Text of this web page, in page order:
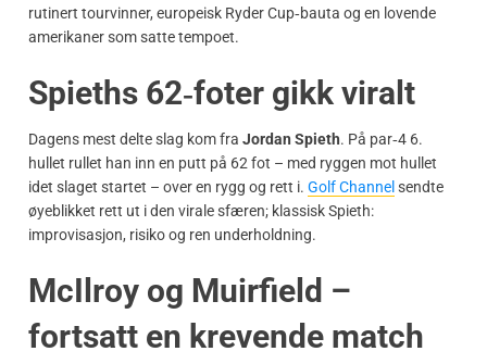
rutinert tourvinner, europeisk Ryder Cup‑bauta og en lovende
amerikaner som satte tempoet.
Spieths 62‑foter gikk viralt
Dagens mest delte slag kom fra Jordan Spieth. På par‑4 6.
hullet rullet han inn en putt på 62 fot – med ryggen mot hullet
idet slaget startet – over en rygg og rett i. Golf Channel sendte
øyeblikket rett ut i den virale sfæren; klassisk Spieth:
improvisasjon, risiko og ren underholdning.
McIlroy og Muirfield –
fortsatt en krevende match